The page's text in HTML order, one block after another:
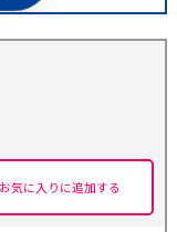
お気に入りに追加する